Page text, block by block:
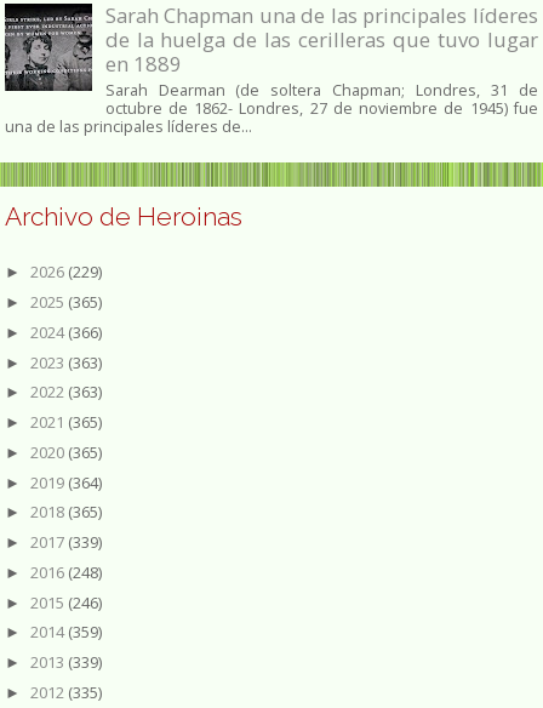
Sarah Chapman una de las principales líderes
de la huelga de las cerilleras que tuvo lugar
en 1889
Sarah Dearman (de soltera Chapman; Londres, 31 de
octubre de 1862​- Londres, 27 de noviembre de 1945)​ fue
una de las principales líderes de...
Archivo de Heroinas
► 2026 (229)
► 2025 (365)
► 2024(366)
► 2023 (363)
► 2022 (363)
► 2021 (365)
► 2020 (365)
► 2019 (364)
► 2018 (365)
► 2017 (339)
► 2016 (248)
► 2015 (246)
► 2014(359)
► 2013 (339)
► 2012 (335)